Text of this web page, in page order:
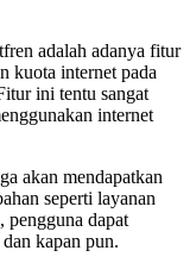
adalah adanya fitur
kuota internet pada
ini tentu sangat
internet
akan mendapatkan
seperti layanan
pengguna dapat
kapan pun.